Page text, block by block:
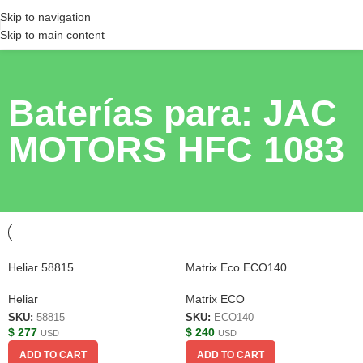
Skip to navigation
Skip to main content
Baterías para: JAC
MOTORS HFC 1083
Heliar 58815
Heliar
SKU: 58815
$ 277 USD
ADD TO CART
Matrix Eco ECO140
Matrix ECO
SKU: ECO140
$ 240 USD
ADD TO CART